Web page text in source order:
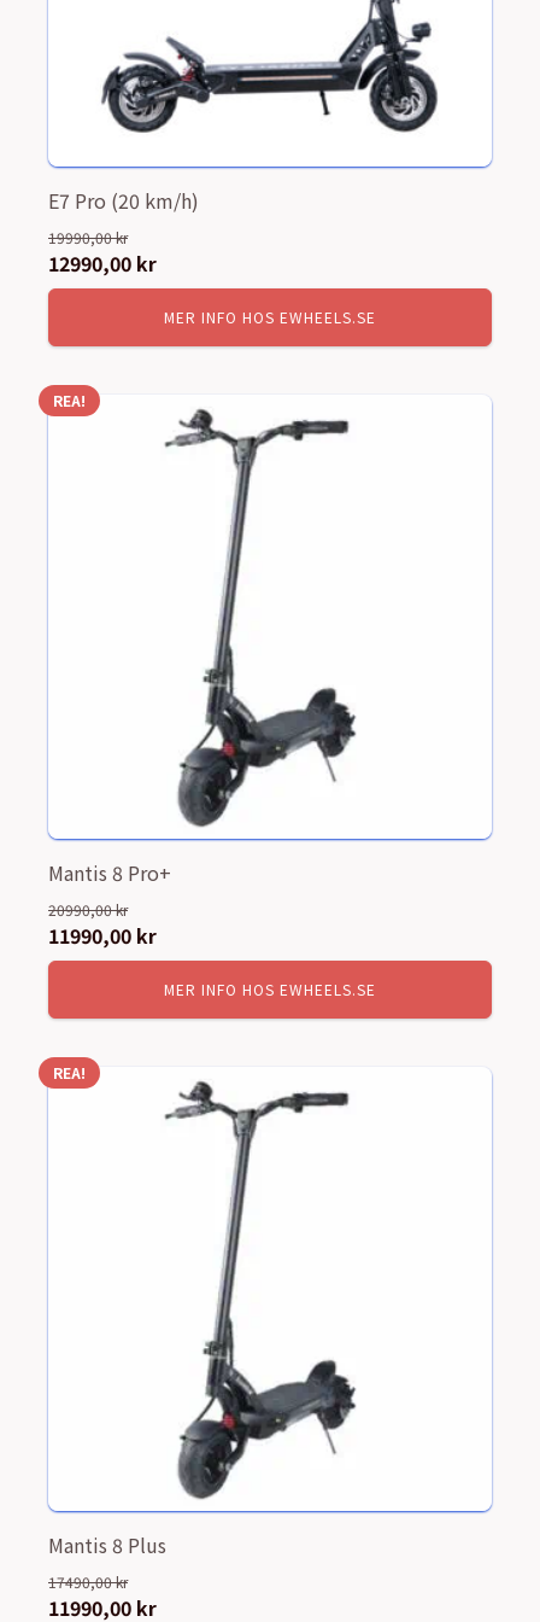
E7 Pro (20 km/h)
19990,00kr
Det
ursprungliga
var:
19990,00 kr.
12990,00 kr
nuvarande
priset
är:
MER INFO HOS EWHEELS.SE
REA!
Mantis 8 Pro+
20990,00kr
Det
ursprungliga
var:
20990,00 kr.
11990,00 kr
nuvarande
priset
är:
MER INFO HOS EWHEELS.SE
REA!
Mantis 8 Plus
17490,00kr
Det
11990,00 kr